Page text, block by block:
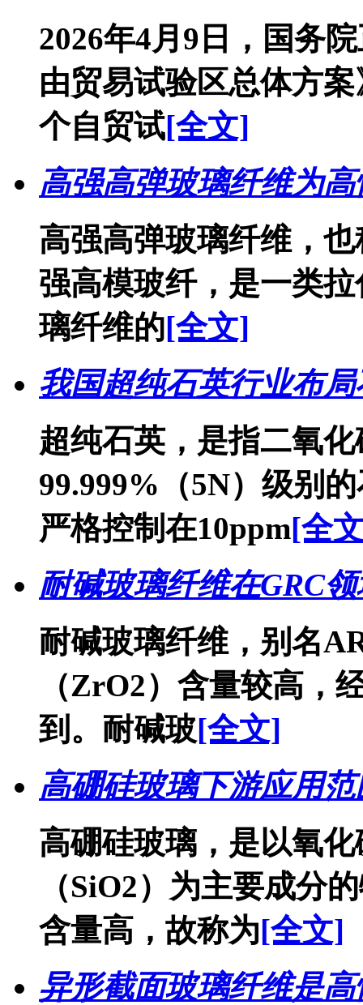
2026年4月9日，国务
由贸易试验区总体方
个自贸试[全文]
高强高弹玻璃纤维为
高强高弹玻璃纤维，
强高模玻纤，是一类
璃纤维的[全文]
我国超纯石英行业布
超纯石英，是指二氧
99.999%（5N）级别
严格控制在10ppm[全
耐碱玻璃纤维在GRC
耐碱玻璃纤维，别名
（ZrO2）含量较高，
到。耐碱玻[全文]
高硼硅玻璃下游应用
高硼硅玻璃，是以氧
（SiO2）为主要成分
含量高，故称为[全文]
异形截面玻璃纤维是